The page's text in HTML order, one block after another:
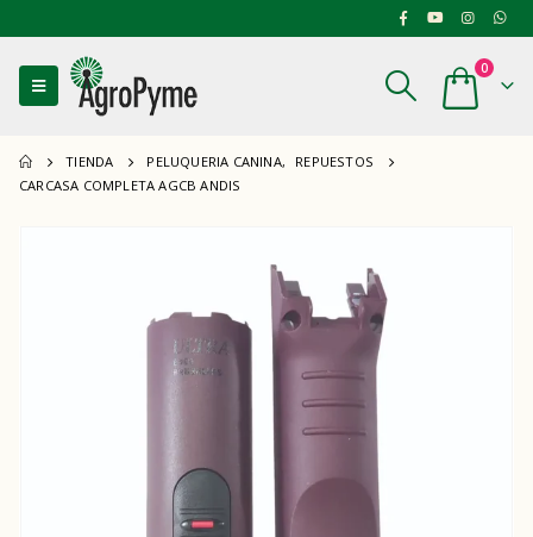
0
TIENDA PELUQUERIA CANINA,
REPUESTOS
CARCASA COMPLETA AGCB ANDIS